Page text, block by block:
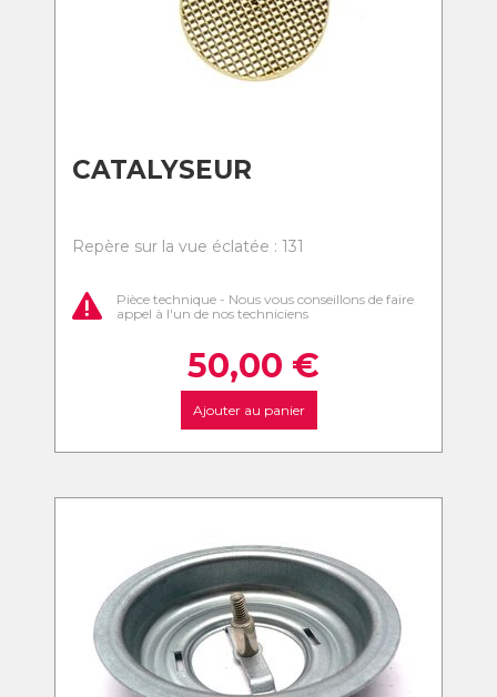
CATALYSEUR
Repère sur la vue éclatée : 131
Pièce technique - Nous vous conseillons de faire
appel à l'un de nos techniciens
50,00 €
Ajouter au panier